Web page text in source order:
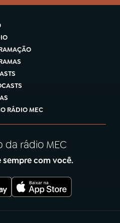
RÁDIO MEC
da rádio MEC
sempre com você.